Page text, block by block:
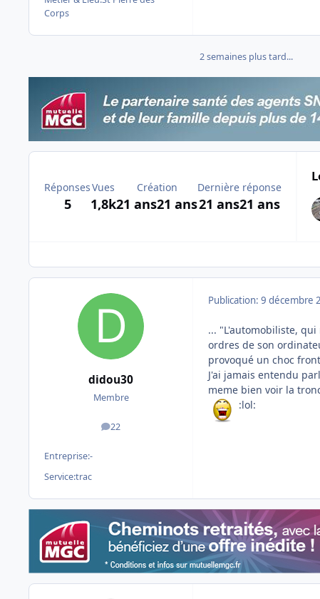
Corps
2 semaines plus tard...
Réponses
5
Vues
1,8k
Création
21 ans21 ans
Dernière réponse
21 ans21 ans
didou30
Membre
22
messages
Entreprise:-
Service:trac
Publication: 9 décembre
... "L'automobiliste,
ordres de son
provoqué un choc
J'ai jamais entendu
meme bien voir la
:lol: